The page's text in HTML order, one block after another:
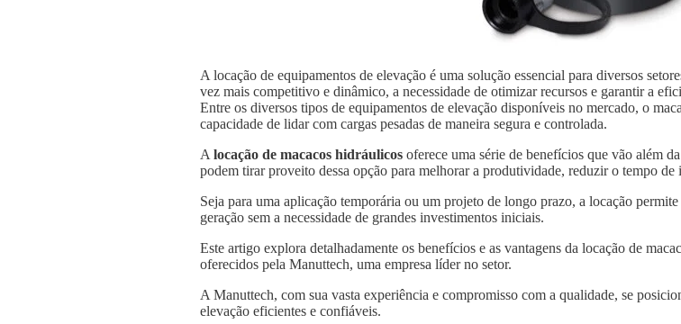
A locação de equipamentos de elevação é uma solução essencial para diversos
vez mais competitivo e dinâmico, a necessidade de otimizar recursos e garantir a
Entre os diversos tipos de equipamentos de elevação disponíveis no mercado, o
capacidade de lidar com cargas pesadas de maneira segura e controlada.
A locação de macacos hidráulicos oferece uma série de benefícios que vão além
podem tirar proveito dessa opção para melhorar a produtividade, reduzir o tempo de
Seja para uma aplicação temporária ou um projeto de longo prazo, a locação
geração sem a necessidade de grandes investimentos iniciais.
Este artigo explora detalhadamente os benefícios e as vantagens da locação de
oferecidos pela Manuttech, uma empresa líder no setor.
A Manuttech, com sua vasta experiência e compromisso com a qualidade, se
elevação eficientes e confiáveis.